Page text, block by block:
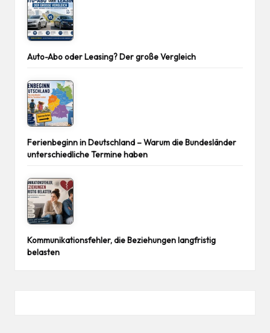
Auto-Abo oder Leasing? Der große Vergleich
Ferienbeginn in Deutschland – Warum die Bundesländer
unterschiedliche Termine haben
Kommunikationsfehler, die Beziehungen langfristig
belasten